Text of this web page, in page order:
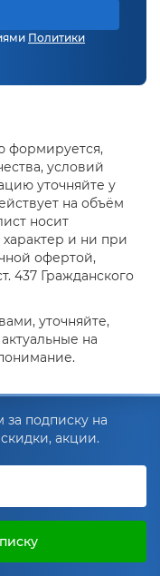
Политики
формируется,
условий
уточняйте у
на объём
носит
и ни при
офертой,
437 Гражданского
уточняйте,
на
подписку на
акции.